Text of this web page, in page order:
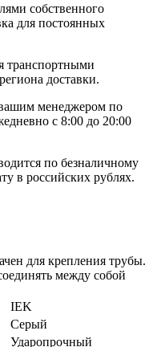
собственного
для постоянных
транспортными
доставки.
вашим менеджером по
с 8:00 до 20:00
по безналичному
в российских рублях.
для крепления трубы.
между собой
IEK
Серый
Ударопрочный